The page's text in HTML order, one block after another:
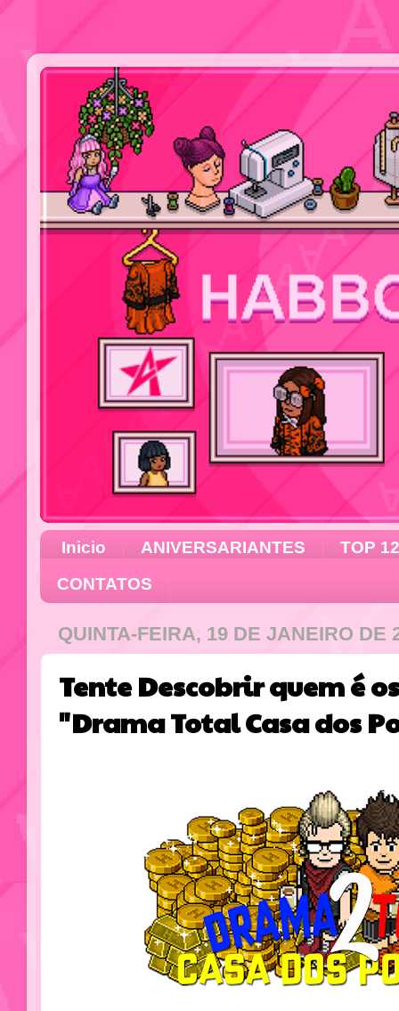
Inicio ANIVERSARIANTES
TOP 12
CONTATOS
QUINTA-FEIRA, 19 DE JANEIRO DE
Tente Descobrir quem é
"Drama Total Casa dos